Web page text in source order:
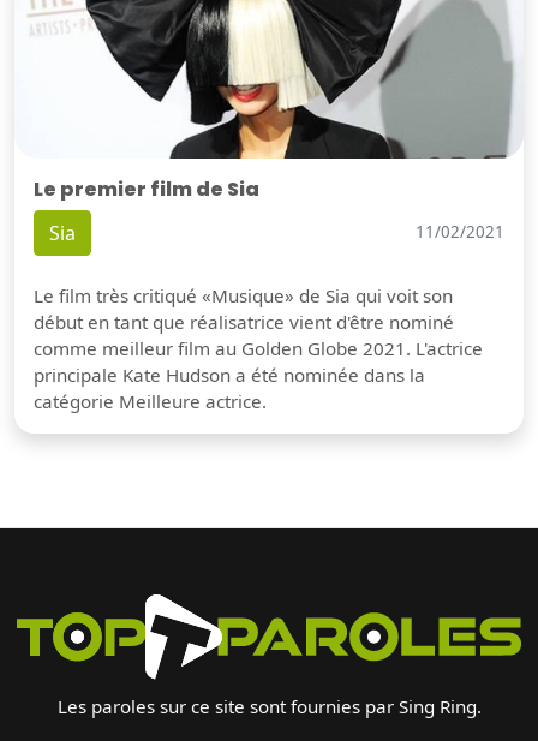
Le premier film de Sia
Sia 11/02/2021
Le film très critiqué «Musique» de Sia qui voit son
début en tant que réalisatrice vient d'être nominé
comme meilleur film au Golden Globe 2021. L'actrice
principale Kate Hudson a été nominée dans la
catégorie Meilleure actrice.
Les paroles sur ce site sont fournies par Sing Ring.